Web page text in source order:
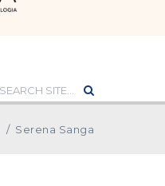
/ Serena Sanga